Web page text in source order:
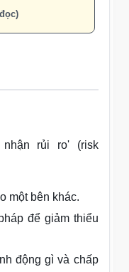
rủi ro' (risk
một bên khác.
để giảm thiểu
động gì và chấp